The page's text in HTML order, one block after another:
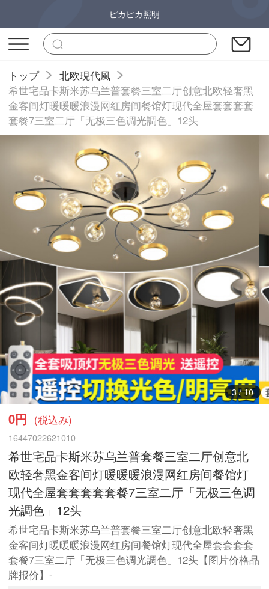
ピカピカ照明
トップ
北欧現代風
希世宅品卡斯米苏乌兰普套餐三室二厅创意北欧轻奢黑
金客间灯暖暖暖浪漫网红房间餐馆灯现代全屋套套套套
套餐7三室二厅「无极三色调光調色」12头
3/10
0円 (税込み)
16447022621010
希世宅品卡斯米苏乌兰普套餐三室二厅创意北
欧轻奢黑金客间灯暖暖暖浪漫网红房间餐馆灯
现代全屋套套套套套餐7三室二厅「无极三色调
光調色」12头
希世宅品卡斯米苏乌兰普套餐三室二厅创意北欧轻奢黑
金客间灯暖暖暖浪漫网红房间餐馆灯现代全屋套套套套
套餐7三室二厅「无极三色调光調色」12头【图片价格品
牌报价】-